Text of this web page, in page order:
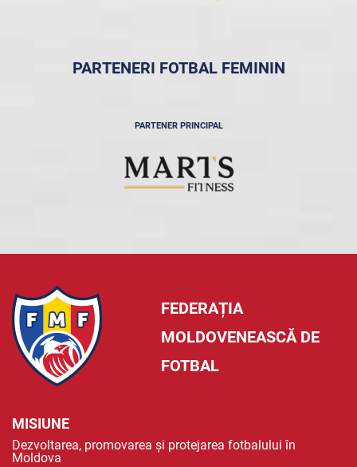
PARTENERI FOTBAL FEMININ
PARTENER PRINCIPAL
FEDERAȚIA
MOLDOVENEASCĂ DE
FOTBAL
MISIUNE
Dezvoltarea, promovarea și protejarea fotbalului în
Moldova